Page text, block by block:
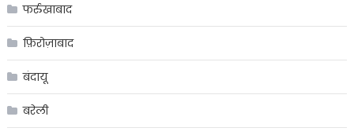
फर्रुखाबाद
फ़िरोज़ाबाद
बंदायू
बरेली